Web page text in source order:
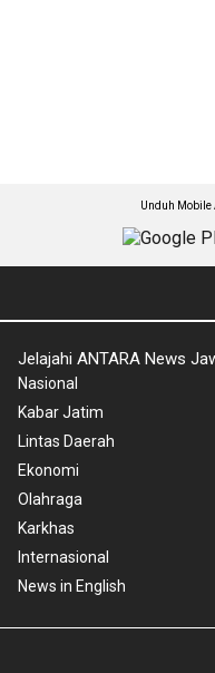
Unduh Mobile
Jelajahi ANTARA News
Nasional
Kabar Jatim
Lintas Daerah
Ekonomi
Olahraga
Karkhas
Internasional
News in English